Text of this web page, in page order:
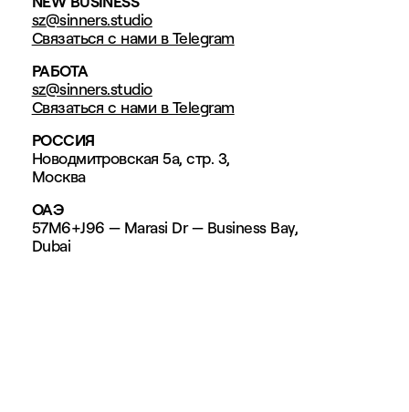
Art
director
Вася
Art
director
Серёжа
Art
director
Серёжа
Director
Миша
—
Supervisor
КОНТАКТЫ
sz@sinners.studio
Связаться с нами в Telegram
РАБОТА
sz@sinners.studio
Связаться с нами в Telegram
РОССИЯ
Новодмитровская 5а, стр. 3,
Москва
ОАЭ
57M6+J96 — Marasi Dr — Business Bay,
Dubai